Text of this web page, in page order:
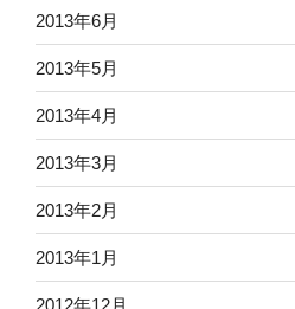
2013年6月
2013年5月
2013年4月
2013年3月
2013年2月
2013年1月
2012年12月